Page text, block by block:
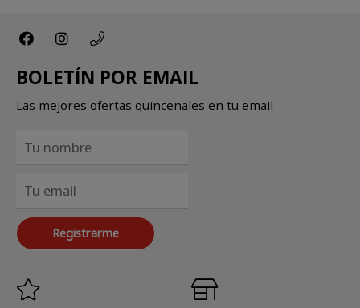
BOLETÍN POR EMAIL
Las mejores ofertas quincenales en tu email
Registrarme